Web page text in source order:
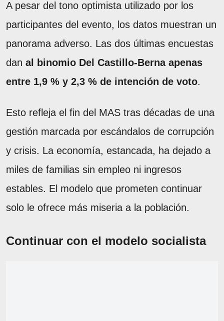
A pesar del tono optimista utilizado por los
participantes del evento, los datos muestran un
panorama adverso. Las dos últimas encuestas
dan al binomio Del Castillo-Berna apenas
entre 1,9 % y 2,3 % de intención de voto.
Esto refleja el fin del MAS tras décadas de una
gestión marcada por escándalos de corrupción
y crisis. La economía, estancada, ha dejado a
miles de familias sin empleo ni ingresos
estables. El modelo que prometen continuar
solo le ofrece más miseria a la población.
Continuar con el modelo socialista